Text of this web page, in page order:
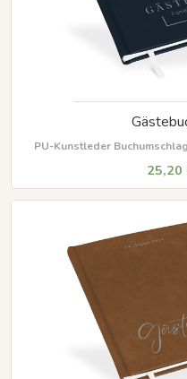
PU-Kunstleder Buchumschlag
25,20